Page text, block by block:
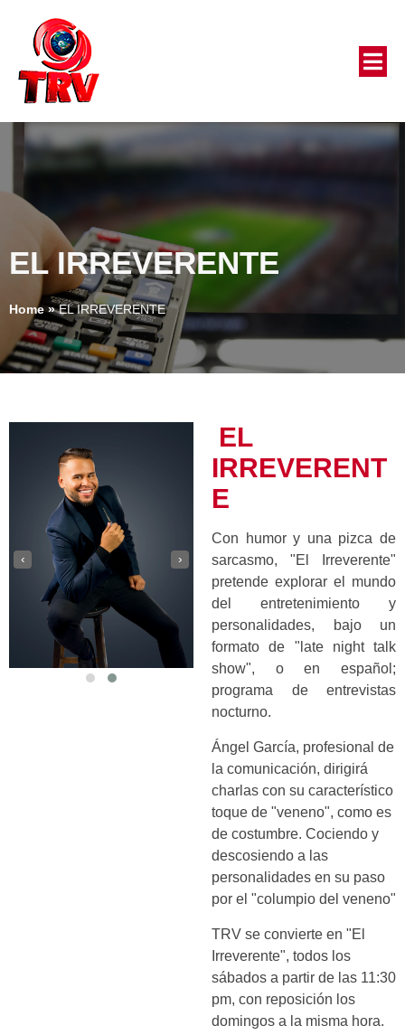
EL IRREVERENTE
Home»EL IRREVERENTE
‹ ›
EL
IRREVERENT
E
Con humor y una pizca de
sarcasmo, "El Irreverente"
pretende explorar el mundo
del entretenimiento y
personalidades, bajo un
formato de "late night talk
show", o en español;
programa de entrevistas
nocturno.
Ángel García, profesional de
la comunicación, dirigirá
charlas con su característico
toque de "veneno", como es
de costumbre. Cociendo y
descosiendo a las
personalidades en su paso
por el "columpio del veneno"
TRV se convierte en "El
Irreverente", todos los
sábados a partir de las 11:30
pm, con reposición los
domingos a la misma hora.